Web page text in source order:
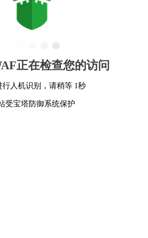
正在检查您的访问
行人机识别，请稍等 1秒
受宝塔防御系统保护